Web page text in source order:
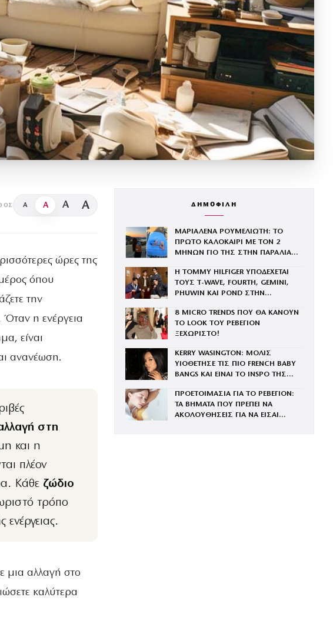
A A A A
ώρες της
όπου
την
Όταν η ενέργεια
είναι
ανανέωση.
στη
και η
πλέον
Κάθε ζώδιο
τρόπο
ενέργειας.
μια αλλαγή στο
καλύτερα
ΔΗΜΟΦΙΛΗ
ΜΑΡΙΑΛΕΝΑ ΡΟΥΜΕΛΙΩΤΗ: ΤΟ
ΠΡΩΤΟ ΚΑΛΟΚΑΙΡΙ ΜΕ ΤΟΝ 2
ΜΗΝΩΝ ΓΙΟ ΤΗΣ ΣΤΗΝ ΠΑΡΑΛΙΑ
Η TOMMY HILFIGER ΥΠΟΔΕΧΕΤΑΙ
ΤΟΥΣ Τ-WAVE, FOURTH, GEMINI,
PHUWIN ΚΑΙ POND ΣΤΗΝ
8 MICRO TRENDS ΠΟΥ ΘΑ ΚΑΝΟΥΝ
ΤΟ LOOK ΤΟΥ ΡΕΒΕΓΙΟΝ
ΞΕΧΩΡΙΣΤΟ!
KERRY WASINGTON: ΜΟΛΙΣ
ΥΙΟΘΕΤΗΣΕ ΤΙΣ ΠΙΟ FRENCH BABY
BANGS ΚΑΙ ΕΙΝΑΙ ΤΟ INSPO ΤΗΣ
ΠΡΟΕΤΟΙΜΑΣΙΑ ΓΙΑ ΤΟ ΡΕΒΕΓΙΟΝ:
ΤΑ ΒΗΜΑΤΑ ΠΟΥ ΠΡΕΠΕΙ ΝΑ
ΑΚΟΛΟΥΘΗΣΕΙΣ ΓΙΑ ΝΑ ΕΙΣΑΙ